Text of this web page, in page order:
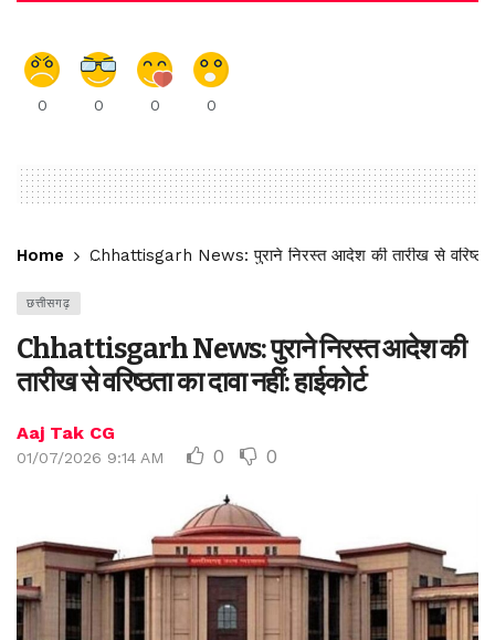
0 0 0 0
Home Chhattisgarh News: पुराने निरस्त आदेश की तारीख से वरिष्ठता
छत्तीसगढ़
Chhattisgarh News: पुराने निरस्त आदेश की
तारीख से वरिष्ठता का दावा नहीं: हाईकोर्ट
Aaj Tak CG
01/07/2026 9:14 AM 0 0